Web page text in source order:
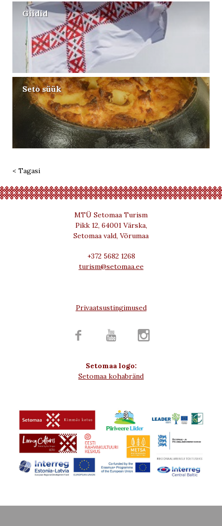
Giidid
Seto süük
< Tagasi
MTÜ Setomaa Turism
Pikk 12, 64001 Värska,
Setomaa vald, Võrumaa
+372 5682 1268
turism@setomaa.ee
Privaatsustingimused
  
Setomaa logo:
Setomaa kohabränd